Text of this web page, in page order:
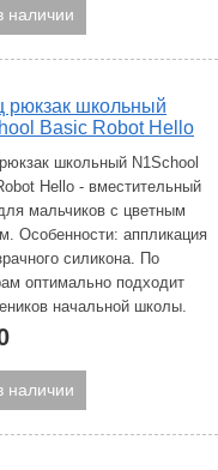
наличии
рюкзак школьный
Basic Robot Hello
школьный N1School
Hello - вместительный
мальчиков с цветным
Особенности: аппликация
силикона. По
оптимально подходит
начальной школы.
наличии